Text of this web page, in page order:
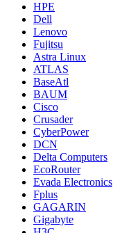
HPE
Dell
Lenovo
Fujitsu
Astra Linux
ATLAS
BaseAtl
BAUM
Cisco
Crusader
CyberPower
DCN
Delta Computers
EcoRouter
Evada Electronics
Fplus
GAGARIN
Gigabyte